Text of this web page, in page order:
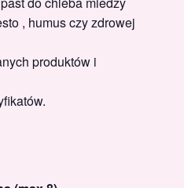
, humus czy zdrowej
produktów i